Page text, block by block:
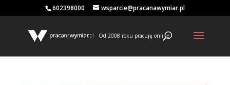
602398000 wsparcie@pracanawymiar.pl
Od 2008 roku pracuję online